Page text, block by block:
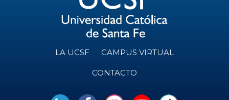
LA UCSF CAMPUS VIRTUAL
CONTACTO